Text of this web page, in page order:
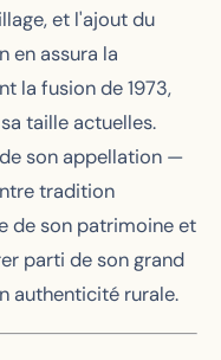
et l'ajout du
en assura la
la fusion de 1973,
taille actuelles.
son appellation —
tradition
de son patrimoine et
parti de son grand
authenticité rurale.